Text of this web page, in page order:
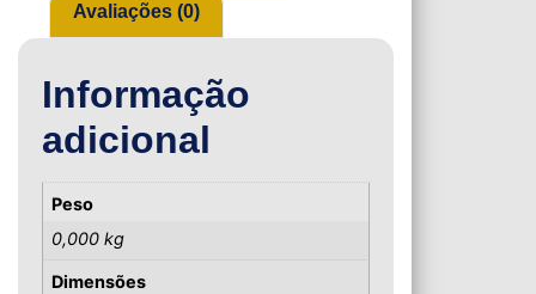
Avaliações (0)
Informação
adicional
Peso
0,000 kg
Dimensões